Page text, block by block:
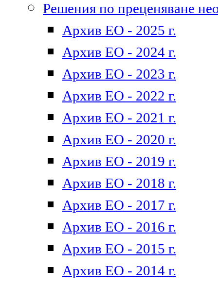
Решения по преценяване
Архив ЕО - 2025 г.
Архив ЕО - 2024 г.
Архив ЕО - 2023 г.
Архив ЕО - 2022 г.
Архив ЕО - 2021 г.
Архив ЕО - 2020 г.
Архив ЕО - 2019 г.
Архив ЕО - 2018 г.
Архив ЕО - 2017 г.
Архив ЕО - 2016 г.
Архив ЕО - 2015 г.
Архив ЕО - 2014 г.